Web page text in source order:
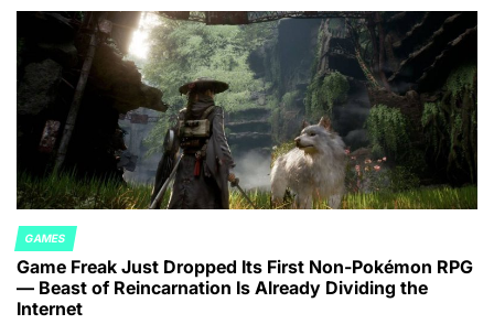
POSTED
IN
GAMES
Game Freak Just Dropped Its First Non-Pokémon RPG
— Beast of Reincarnation Is Already Dividing the
Internet